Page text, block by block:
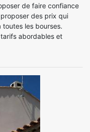
de faire confiance
des prix qui
les bourses.
abordables et